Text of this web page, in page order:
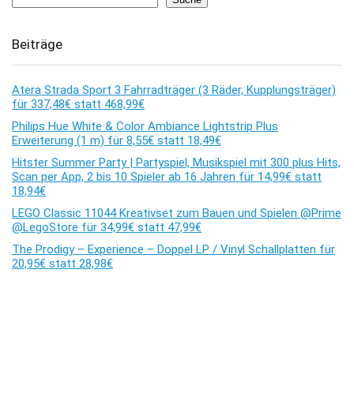
Beiträge
Atera Strada Sport 3 Fahrradträger (3 Räder, Kupplungsträger)
für 337,48€ statt 468,99€
Philips Hue White & Color Ambiance Lightstrip Plus
Erweiterung (1 m) für 8,55€ statt 18,49€
Hitster Summer Party | Partyspiel, Musikspiel mit 300 plus Hits,
Scan per App, 2 bis 10 Spieler ab 16 Jahren für 14,99€ statt
18,94€
LEGO Classic 11044 Kreativset zum Bauen und Spielen @Prime
@LegoStore für 34,99€ statt 47,99€
The Prodigy – Experience – Doppel LP / Vinyl Schallplatten für
20,95€ statt 28,98€